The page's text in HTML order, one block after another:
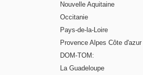
Nouvelle Aquitaine
Occitanie
Pays-de-la-Loire
Provence Alpes Côte d'azur
DOM-TOM:
La Guadeloupe